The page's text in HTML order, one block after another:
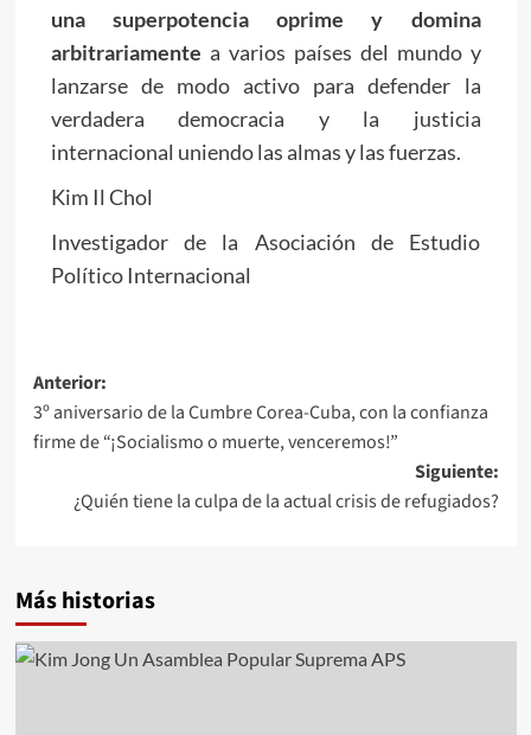
una superpotencia oprime y domina
arbitrariamente a varios países del mundo y
lanzarse de modo activo para defender la
verdadera democracia y la justicia
internacional uniendo las almas y las fuerzas.
Kim Il Chol
Investigador de la Asociación de Estudio
Político Internacional
Navegación
de
entradas
Anterior:
3º aniversario de la Cumbre Corea-Cuba, con la confianza
firme de “¡Socialismo o muerte, venceremos!”
Siguiente:
¿Quién tiene la culpa de la actual crisis de refugiados?
Más historias